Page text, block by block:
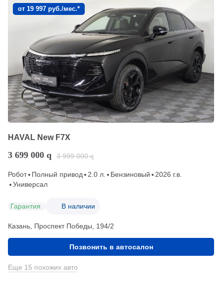
от 19 997 руб./мес.*
HAVAL New F7X
3 699 000 q 3 999 000 q
Робот Полный привод 2.0 л. Бензиновый
2026 г.в.
Универсал
Гарантия В наличии
Казань, Проспект Победы, 194/2
Позвонить в автосалон
Еще 15 похожих авто